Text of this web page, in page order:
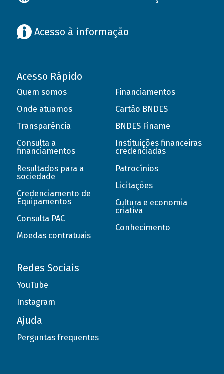
Acesso à informação
Acesso Rápido
Quem somos
Onde atuamos
Transparência
Consulta a
financiamentos
Resultados para a
sociedade
Credenciamento de
Equipamentos
Consulta PAC
Moedas contratuais
Financiamentos
Cartão BNDES
BNDES Finame
Instituições financeiras
credenciadas
Patrocínios
Licitações
Cultura e economia
criativa
Conhecimento
Redes Sociais
YouTube
Instagram
Ajuda
Perguntas frequentes